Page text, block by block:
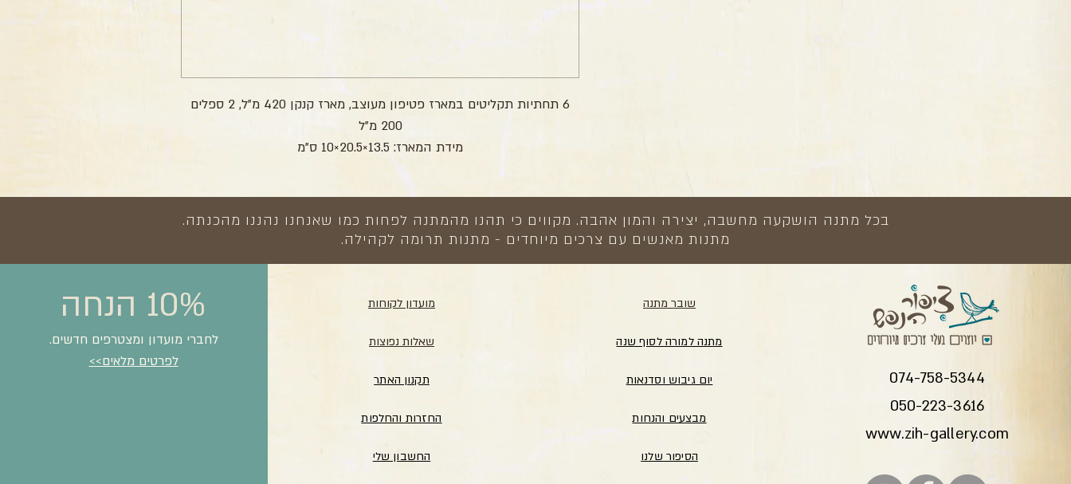
6 תחתיות תקליטים במארז פטיפון מעוצב, מארז קנקן 420 מ”ל, 2 ספלים
200 מ”ל
מידת המארז: 13.5×20.5×10 ס”מ
בכל מתנה הושקעה מחשבה, יצירה והמון אהבה. מקווים כי תהנו מהמתנה לפחות כמו שאנחנו נהננו מהכנתה.
מתנות מאנשים עם צרכים מיוחדים - מתנות תרומה לקהילה.
10% הנחה
לחברי מועדון ומצטרפים חדשים.
לפרטים מלאים>>
מועדון לקוחות
שאלות נפוצות
תקנון האתר
החזרות והחלפות
החשבון שלי
שובר מתנה
מתנה למורה לסוף שנה
יום גיבוש וסדנאות
מבצעים והנחות
הסיפור שלנו
074-758-5344
050-223-3616
www.zih-gallery.com